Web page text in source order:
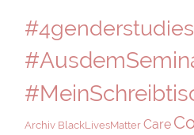
#4genderstudies
Archiv BlackLivesMatter Care